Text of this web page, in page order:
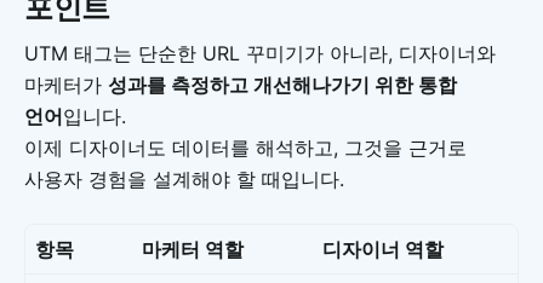
포인트
UTM 태그는 단순한 URL 꾸미기가 아니라, 디자이너와
마케터가 성과를 측정하고 개선해나가기 위한 통합
언어입니다.
이제 디자이너도 데이터를 해석하고, 그것을 근거로
사용자 경험을 설계해야 할 때입니다.
항목 마케터 역할 디자이너 역할